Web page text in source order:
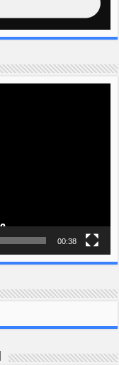
00:38